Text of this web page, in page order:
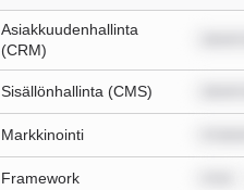
Asiakkuudenhallinta
(CRM)
Sisällönhallinta (CMS)
Markkinointi
Framework